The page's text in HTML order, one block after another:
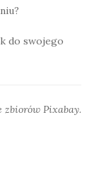
do swojego
zbiorów Pixabay.